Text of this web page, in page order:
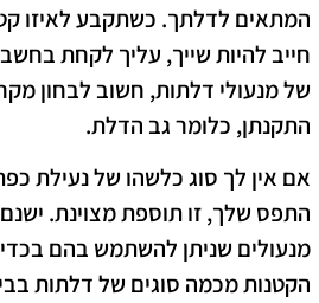
המתאים לדלתך. כשתקבע לאיזו
חייב להיות שייך, עליך לקחת
של מנעולי דלתות, חשוב לבחון
התקנתן, כלומר גב הדלת.
אם אין לך סוג כלשהו של נעילת
התפס שלך, זו תוספת מצוינת.
מנעולים שניתן להשתמש בהם
הקטנות מכמה סוגים של דלתות